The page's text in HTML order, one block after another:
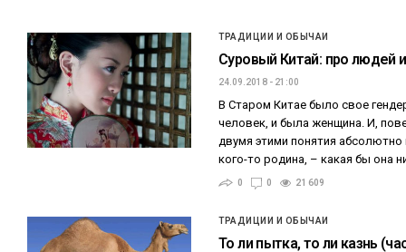
ТРАДИЦИИ И ОБЫЧАИ
Суровый Китай: про людей
24.09.2018 - 21:00
В Старом Китае было свое
человек, и была женщина. И,
двумя этими понятия
кого-то родина, – какая бы она
0 0 21 609
ТРАДИЦИИ И ОБЫЧАИ
То ли пытка, то ли казнь